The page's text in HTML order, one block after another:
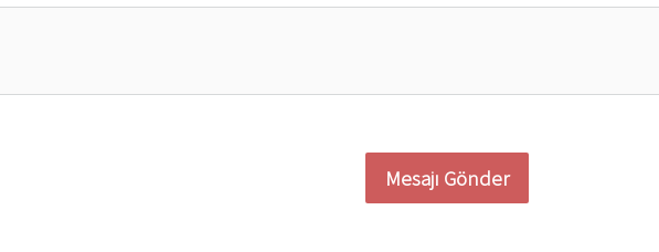
Mesajı Gönder